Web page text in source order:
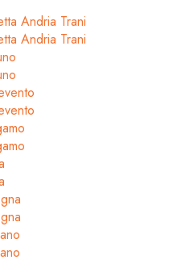
Andria Trani
Andria Trani